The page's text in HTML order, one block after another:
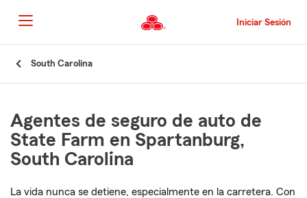
al
contenido
principal
Iniciar Sesión
South Carolina
Agentes de seguro de auto de
State Farm en Spartanburg,
South Carolina
La vida nunca se detiene, especialmente en la carretera. Con